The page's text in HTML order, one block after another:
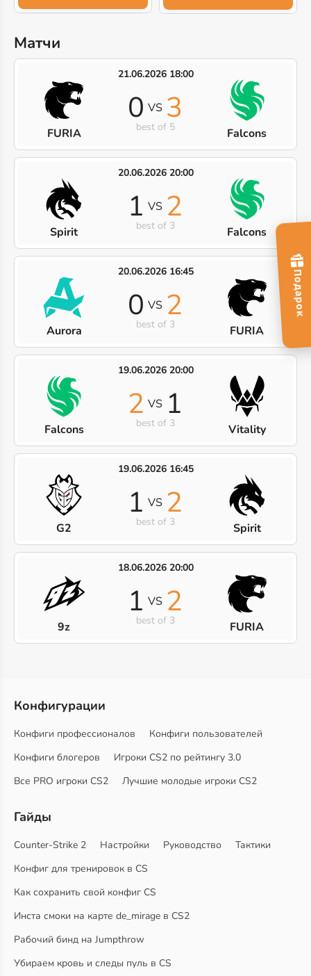
Матчи
21.06.2026 18:00
FURIA
0 VS 3
best of 5 Falcons
20.06.2026 20:00
Spirit
1 VS 2
best of 3 Falcons
20.06.2026 16:45
Aurora
0 VS 2
best of 3 FURIA
19.06.2026 20:00
Falcons
2 VS 1
best of 3 Vitality
19.06.2026 16:45
G2
1 VS 2
best of 3 Spirit
18.06.2026 20:00
9z
1 VS 2
best of 3 FURIA
Конфигурации
Конфиги профессионалов
Конфиги пользователей
Конфиги блогеров
Игроки CS2 по рейтингу 3.0
Все PRO игроки CS2
Лучшие молодые игроки CS2
Гайды
Counter-Strike 2 Настройки Руководство
Тактики
Конфиг для тренировок в CS
Как сохранить свой конфиг CS
Инста смоки на карте de_mirage в CS2
Рабочий бинд на Jumpthrow
Убираем кровь и следы пуль в CS